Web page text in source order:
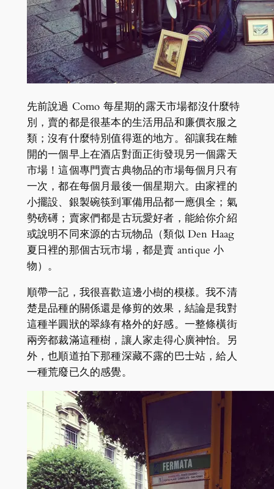
先前說過 Como 每星期的露天市場都沒什麼特
別，賣的都是很基本的生活用品和廉價衣服之
類；沒有什麼特別值得逛的地方。卻讓我在離
開的一個早上在酒店對面正街發現另一個露天
市場！這個專門賣古典物品的市場每個月只有
一次，都在每個月最後一個星期六。由家裡的
小擺設、銀製碗筷到軍備用品都一應俱全；氣
勢磅礡；賣家們都是古玩愛好者，能給你介紹
或說明不同來源的古玩物品（類似 Den Haag
夏日裡的那個古玩市場，都是賣 antique 小
物）。
順帶一記，我很喜歡這邊小樹的模樣。我不清
楚是品種的關係還是修剪的效果，結論是我對
這種半圓狀的翠綠有格外的好感。一整條橫街
兩旁都裁滿這種樹，讓人家走得心廣神怡。另
外，也順道拍下那種深藏不露的巴士站，給人
一種荒廢已久的感覺。